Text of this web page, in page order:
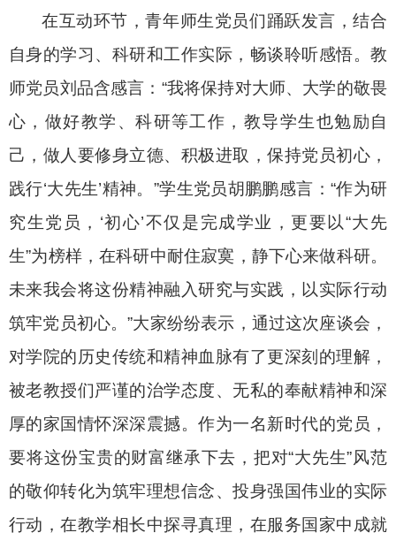
在互动环节，青年师生党员们踊跃发言，结合
自身的学习、科研和工作实际，畅谈聆听感悟。教
师党员刘品含感言：“我将保持对大师、大学的敬畏
心，做好教学、科研等工作，教导学生也勉励自
己，做人要修身立德、积极进取，保持党员初心，
践行‘大先生’精神。”学生党员胡鹏鹏感言：“作为研
究生党员，‘初心’不仅是完成学业，更要以“大先
生”为榜样，在科研中耐住寂寞，静下心来做科研。
未来我会将这份精神融入研究与实践，以实际行动
筑牢党员初心。”大家纷纷表示，通过这次座谈会，
对学院的历史传统和精神血脉有了更深刻的理解，
被老教授们严谨的治学态度、无私的奉献精神和深
厚的家国情怀深深震撼。作为一名新时代的党员，
要将这份宝贵的财富继承下去，把对“大先生”风范
的敬仰转化为筑牢理想信念、投身强国伟业的实际
行动，在教学相长中探寻真理，在服务国家中成就